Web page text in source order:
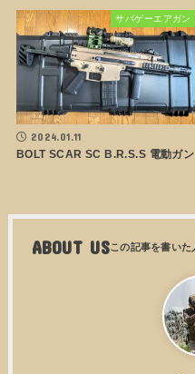
サバゲーエアガン
2024.01.11
BOLT SCAR SC B.R.S.S 電動ガン
ABOUT US